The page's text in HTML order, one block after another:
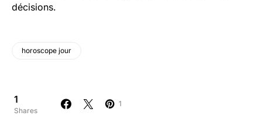
décisions.
horoscope jour
1
Shares
1